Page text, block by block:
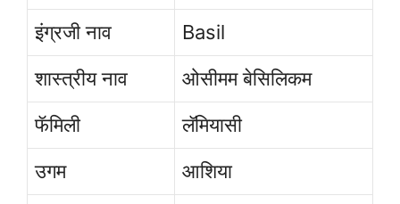
इंग्रजी नाव
Basil
शास्त्रीय नाव
ओसीमम बेसिलिकम
फॅमिली
लॅमियासी
उगम
आशिया